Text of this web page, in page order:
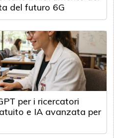
del futuro 6G
per i ricercatori
e IA avanzata per